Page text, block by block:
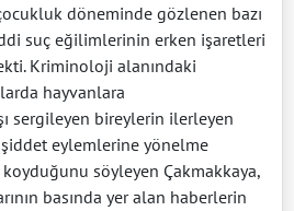
döneminde gözlenen bazı
suç eğilimlerinin erken işaretleri
Kriminoloji alanındaki
hayvanlara
sergileyen bireylerin ilerleyen
eylemlerine yönelme
koyduğunu söyleyen Çakmakkaya,
basında yer alan haberlerin